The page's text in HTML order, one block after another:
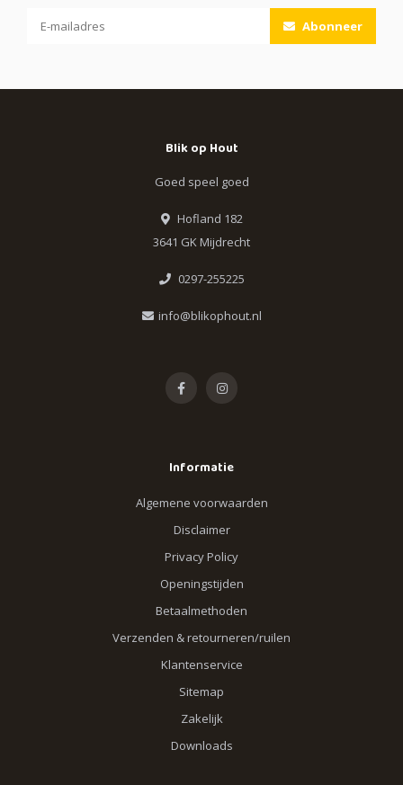
Abonneer
Blik op Hout
Goed speel goed
Hofland 182
3641 GK Mijdrecht
0297-255225
info@blikophout.nl
Informatie
Algemene voorwaarden
Disclaimer
Privacy Policy
Openingstijden
Betaalmethoden
Verzenden & retourneren/ruilen
Klantenservice
Sitemap
Zakelijk
Downloads